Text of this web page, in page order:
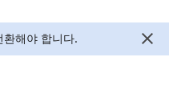
해야 합니다.